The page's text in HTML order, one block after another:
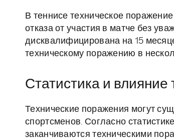
В теннисе техническое
отказа от участия в матче без
дисквалифицирована на 15
техническому поражению в
Статистика и
Технические поражения могут
спортсменов. Согласно
заканчиваются техническими